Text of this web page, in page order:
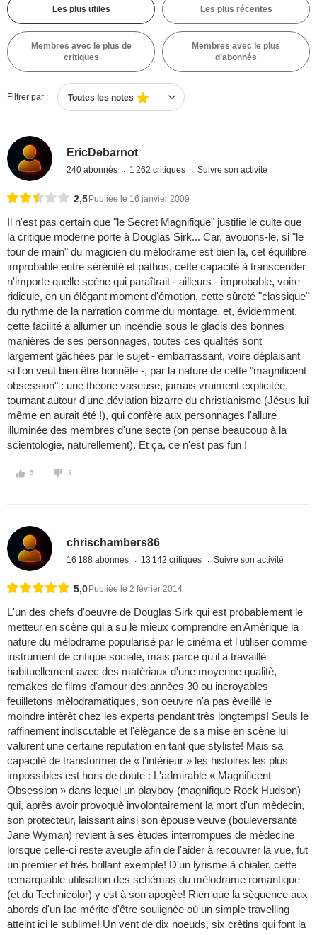
Les plus utiles Les plus récentes
Membres avec le plus de
critiques
Membres avec le plus
d'abonnés
Filtrer par : Toutes les notes
EricDebarnot
240 abonnés 1 262 critiques Suivre son activité
2,5 Publiée le 16 janvier 2009
Il n'est pas certain que "le Secret Magnifique" justifie le culte que
la critique moderne porte à Douglas Sirk... Car, avouons-le, si "le
tour de main" du magicien du mélodrame est bien là, cet équilibre
improbable entre sérénité et pathos, cette capacité à transcender
n'importe quelle scène qui paraîtrait - ailleurs - improbable, voire
ridicule, en un élégant moment d'émotion, cette sûreté "classique"
du rythme de la narration comme du montage, et, évidemment,
cette facilité à allumer un incendie sous le glacis des bonnes
manières de ses personnages, toutes ces qualités sont
largement gâchées par le sujet - embarrassant, voire déplaisant
si l'on veut bien être honnête -, par la nature de cette "magnificent
obsession" : une théorie vaseuse, jamais vraiment explicitée,
tournant autour d'une déviation bizarre du christianisme (Jésus lui
même en aurait été !), qui confère aux personnages l'allure
illuminée des membres d'une secte (on pense beaucoup à la
scientologie, naturellement). Et ça, ce n'est pas fun !
5 3
chrischambers86
16 188 abonnés 13 142 critiques Suivre son activité
5,0 Publiée le 2 février 2014
L'un des chefs d'oeuvre de Douglas Sirk qui est probablement le
metteur en scène qui a su le mieux comprendre en Amèrique la
nature du mèlodrame popularisè par le cinèma et l'utiliser comme
instrument de critique sociale, mais parce qu'il a travaillè
habituellement avec des matèriaux d'une moyenne qualitè,
remakes de films d'amour des annèes 30 ou incroyables
feuilletons mèlodramatiques, son oeuvre n'a pas èveillè le
moindre intèrêt chez les experts pendant très longtemps! Seuls le
raffinement indiscutable et l'èlègance de sa mise en scène lui
valurent une certaine rèputation en tant que styliste! Mais sa
capacitè de transformer de « l’intèrieur » les histoires les plus
impossibles est hors de doute : L'admirable « Magnificent
Obsession » dans lequel un playboy (magnifique Rock Hudson)
qui, après avoir provoquè involontairement la mort d'un mèdecin,
son protecteur, laissant ainsi son èpouse veuve (bouleversante
Jane Wyman) revient à ses ètudes interrompues de mèdecine
lorsque celle-ci reste aveugle afin de l'aider à recouvrer la vue, fut
un premier et très brillant exemple! D'un lyrisme à chialer, cette
remarquable utilisation des schèmas du mèlodrame romantique
(et du Technicolor) y est à son apogèe! Rien que la sèquence aux
abords d'un lac mérite d'être soulignèe où un simple travelling
atteint ici le sublime! Un vent de dix noeuds, six crètins qui font la